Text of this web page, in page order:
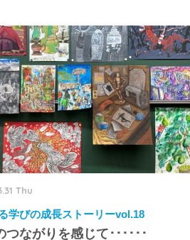
Thu
学びの成長ストーリーvol.18
つながりを感じて･･････